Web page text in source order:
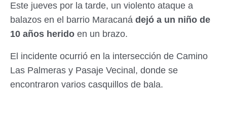
Este jueves por la tarde, un violento ataque a
balazos en el barrio Maracaná dejó a un niño de
10 años herido en un brazo.
El incidente ocurrió en la intersección de Camino
Las Palmeras y Pasaje Vecinal, donde se
encontraron varios casquillos de bala.